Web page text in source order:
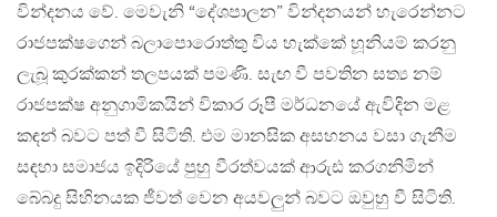
වින්දනය වේ. මෙවැනි “දේශපාලන” වින්දනයන් හැරෙන්නට
රාජපක්ෂගෙන් බලාපොරොත්තු විය හැක්කේ හූනියම් කරනු
ලැබූ කුරක්කන් තලපයක් පමණි. සැඟ වී පවතින සත්‍ය නම්
රාජපක්ෂ අනුගාමිකයින් විකාර රූපී මර්ධනයේ ඇවිදින මළ
කඳන් බවට පත් වී සිටිති. එම මානසික අසහනය වසා ගැනීම
සඳහා සමාජය ඉදිරියේ පුහු වීරත්වයක් ආරුඪ කරගනිමින්
බේබදු සිහිනයක ජීවත් වෙන අයවලුන් බවට ඔවුහු වී සිටිති.